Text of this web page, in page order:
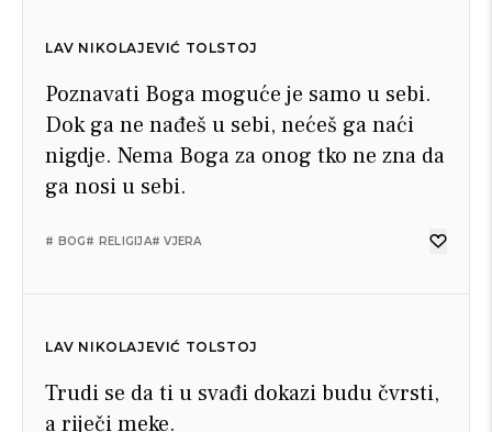
LAV NIKOLAJEVIĆ TOLSTOJ
Poznavati Boga moguće je samo u sebi.
Dok ga ne nađeš u sebi, nećeš ga naći
nigdje. Nema Boga za onog tko ne zna da
ga nosi u sebi.
# BOG# RELIGIJA# VJERA
LAV NIKOLAJEVIĆ TOLSTOJ
Trudi se da ti u svađi dokazi budu čvrsti,
a riječi meke.